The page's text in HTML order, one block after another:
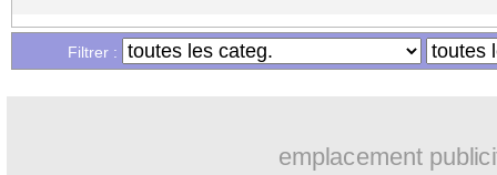
Liste des brèves du mar. 7 mars 2023
Filtrer :
emplacement